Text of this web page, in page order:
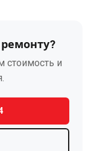
стоимость и